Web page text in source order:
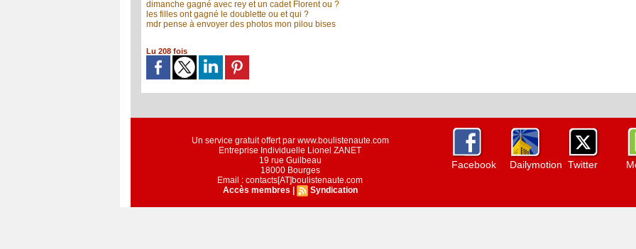
dimanche gagné avec rey et un cadet Florent ou ?
les filles ont gagné le doublette ou et qui ?
mdr pense à envoyer des photos mon pilou bises
Lu 208 fois
Un service gratuit offert par www.boulistenaute.com
Entreprise Individuelle Lionel ZANET
19 rue Guilbeau
18000 Bourges
Email : contacts[AT]boulistenaute.com
Accès membres
Syndication
Facebook Dailymotion Twitter